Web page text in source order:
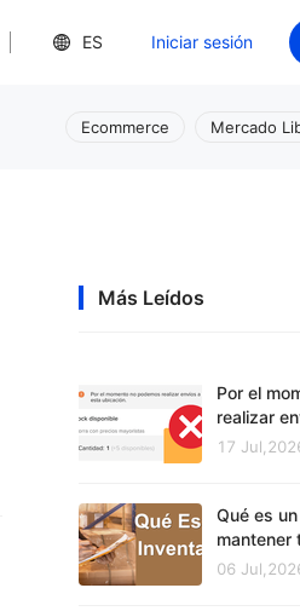
ES Iniciar sesión
Ecommerce Mercado
Más Leídos
Por el
realizar
Mercado
17
Qué es
mantener
06